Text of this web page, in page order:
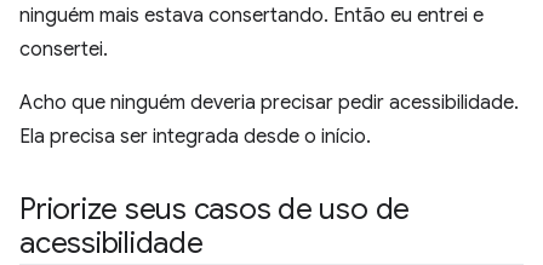
ninguém mais estava consertando. Então eu entrei e
consertei.
Acho que ninguém deveria precisar pedir acessibilidade.
Ela precisa ser integrada desde o início.
Priorize seus casos de uso de
acessibilidade